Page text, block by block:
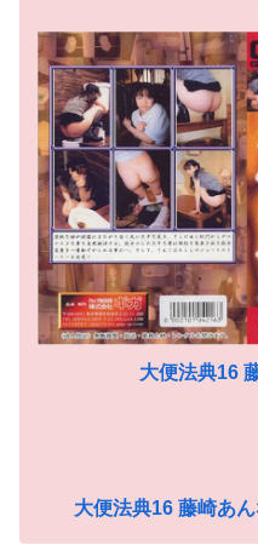
大便法典16
大便法典16 藤崎あ